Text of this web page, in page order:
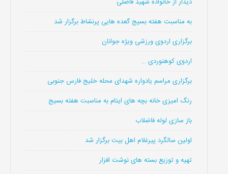
به مناسبت هفته بسیج گعده هایی پرنشاط برگزار شد
برگزاری اردوی ورزشی ویژه جوانان
اردوی کوهنوردی …
برگزاری مراسم یادواره شهدای محله خلیج فارس جنوبی
رنگ امیزی خانه بچه های ایتام به مناسبت هفته بسیج
باز سازی لوله فاضلاب
اولین سالگرد پیرغلام اهل بیت برگزار شد
تهیه و توزیع بسته های نوشت افزار